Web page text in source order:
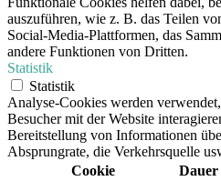
auszuführen, wie z. B. das Teilen
Social-Media-Plattformen, das
andere Funktionen von Dritten.
Statistik
Statistik
Analyse-Cookies werden
Besucher mit der Website
Bereitstellung von Informationen
Absprungrate, die Verkehrsquelle
Cookie
Dauer